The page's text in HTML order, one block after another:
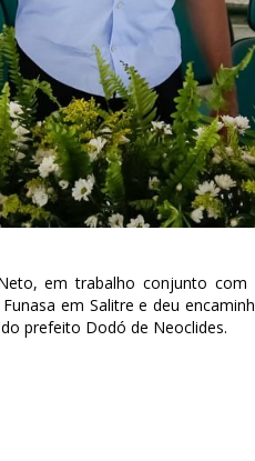
em trabalho conjunto
em Salitre e deu
prefeito Dodó de Neoclides.